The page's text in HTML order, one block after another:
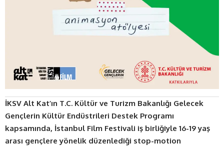
İKSV Alt Kat’ın T.C. Kültür ve Turizm Bakanlığı Gelecek
Gençlerin Kültür Endüstrileri Destek Programı
kapsamında, İstanbul Film Festivali iş birliğiyle 16-19 yaş
arası gençlere yönelik düzenlediği stop-motion